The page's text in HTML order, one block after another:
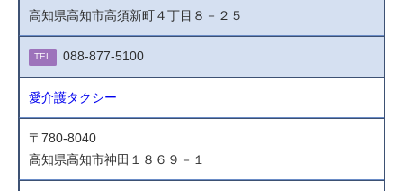
高知県高知市高須新町４丁目８－２５
TEL 088-877-5100
愛介護タクシー
〒780-8040
高知県高知市神田１８６９－１